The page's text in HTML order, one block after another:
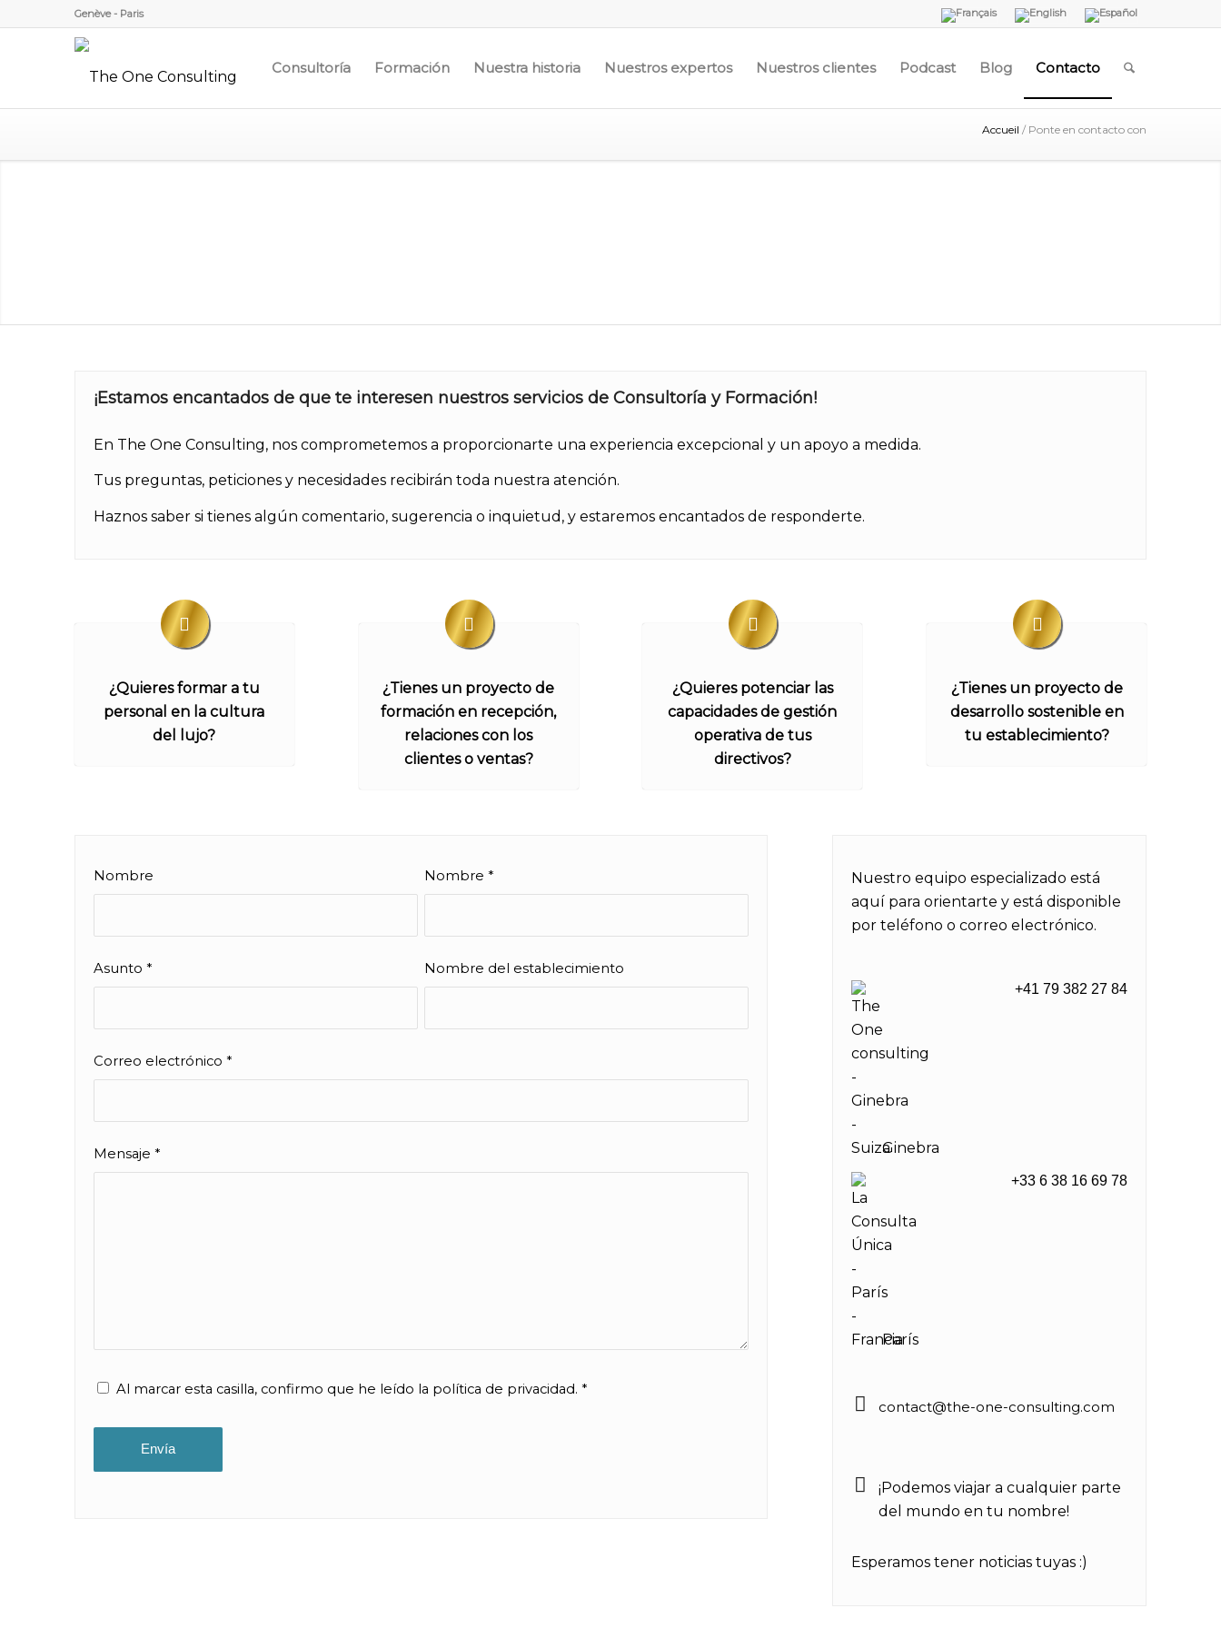
Genève - Paris
Consultoría Formación Nuestra historia Nuestros expertos Nuestros clientes Podcast Blog Contacto
Accueil / Ponte en contacto con
¡Estamos encantados de que te interesen nuestros servicios de Consultoría y Formación!
En The One Consulting, nos comprometemos a proporcionarte una experiencia excepcional y un apoyo a medida.
Tus preguntas, peticiones y necesidades recibirán toda nuestra atención.
Haznos saber si tienes algún comentario, sugerencia o inquietud, y estaremos encantados de responderte.
¿Quieres formar a tu
personal en la cultura
del lujo?
¿Tienes un proyecto de
formación en recepción,
relaciones con los
clientes o ventas?
¿Quieres potenciar las
capacidades de gestión
operativa de tus
directivos?
¿Tienes un proyecto de
desarrollo sostenible en
tu establecimiento?
Nombre Nombre*
Asunto * Nombre del establecimiento
Correo electrónico *
Mensaje *
Al marcar esta casilla, confirmo que he leído la política de privacidad. *
Nuestro equipo especializado está
aquí para orientarte y está disponible
por teléfono o correo electrónico.
Ginebra
+41 79 382 27 84
París
+33 6 38 16 69 78
contact@the-one-consulting.com
¡Podemos viajar a cualquier parte
del mundo en tu nombre!
Esperamos tener noticias tuyas :)